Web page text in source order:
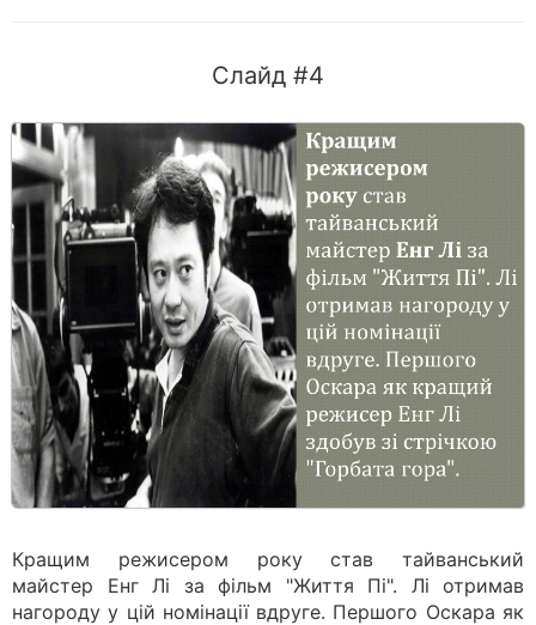
Слайд #4
Кращим режисером року став тайванський
майстер Енг Лі за фільм "Життя Пі". Лі отримав
нагороду у цій номінації вдруге. Першого Оскара як